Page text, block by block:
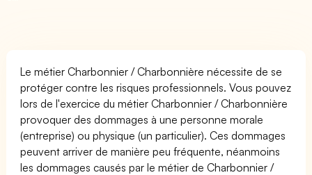
Le métier Charbonnier / Charbonnière nécessite de se
protéger contre les risques professionnels. Vous pouvez
lors de l'exercice du métier Charbonnier / Charbonnière
provoquer des dommages à une personne morale
(entreprise) ou physique (un particulier). Ces dommages
peuvent arriver de manière peu fréquente, néanmoins
les dommages causés par le métier de Charbonnier /